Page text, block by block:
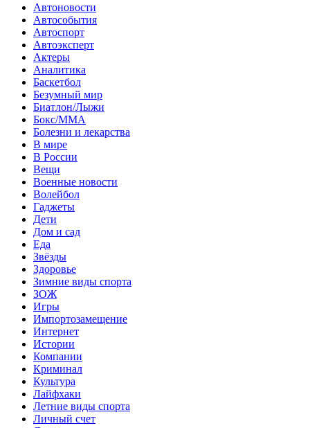
Автоновости
Автособытия
Автоспорт
Автоэксперт
Актеры
Аналитика
Баскетбол
Безумный мир
Биатлон/Лыжи
Бокс/MMA
Болезни и лекарства
В мире
В России
Вещи
Военные новости
Волейбол
Гаджеты
Дети
Дом и сад
Еда
Звёзды
Здоровье
Зимние виды спорта
ЗОЖ
Игры
Импортозамещение
Интернет
Истории
Компании
Криминал
Культура
Лайфхаки
Летние виды спорта
Личный счет